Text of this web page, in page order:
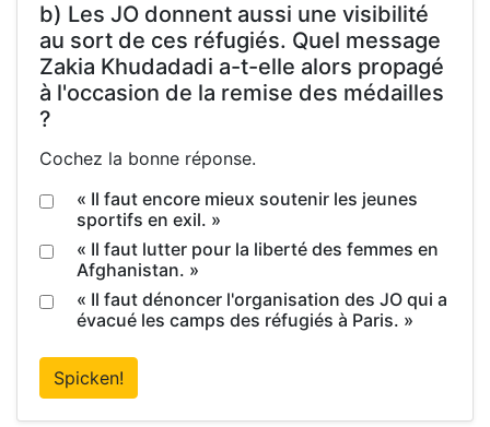
b) Les JO donnent aussi une visibilité
au sort de ces réfugiés. Quel message
Zakia Khudadadi a-t-elle alors propagé
à l'occasion de la remise des médailles
?
Cochez la bonne réponse.
« Il faut encore mieux soutenir les jeunes
sportifs en exil. »
« Il faut lutter pour la liberté des femmes en
Afghanistan. »
« Il faut dénoncer l'organisation des JO qui a
évacué les camps des réfugiés à Paris. »
Spicken!